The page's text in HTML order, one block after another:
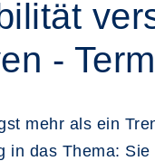
-
mehr als ein
in das Thema: